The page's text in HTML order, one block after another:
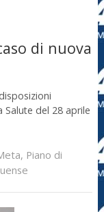
di nuova
Salute del 28 aprile
, Piano di